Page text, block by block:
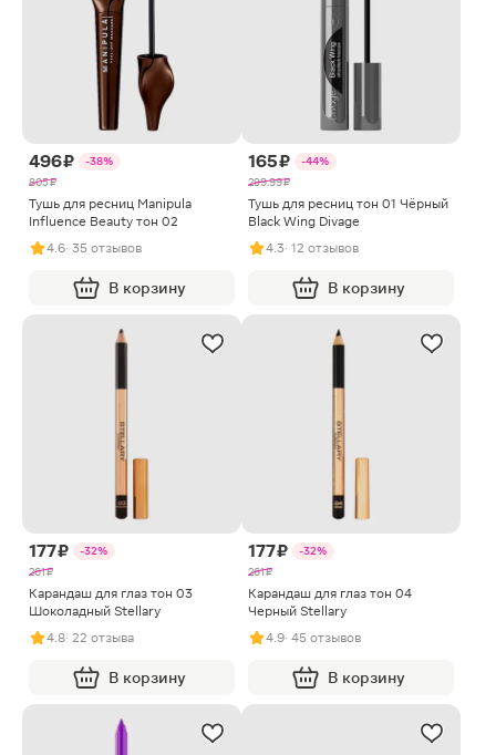
496 ₽
-38%
805 ₽
Тушь для ресниц Manipula
Influence Beauty тон 02
4.6· 35 отзывов
В корзину
165 ₽
-44%
299.99 ₽
Тушь для ресниц тон 01 Чёрный
Black Wing Divage
4.3· 12 отзывов
В корзину
177 ₽
-32%
261 ₽
Карандаш для глаз тон 03
Шоколадный Stellary
4.8· 22 отзыва
В корзину
177 ₽
-32%
261 ₽
Карандаш для глаз тон 04
Черный Stellary
4.9· 45 отзывов
В корзину